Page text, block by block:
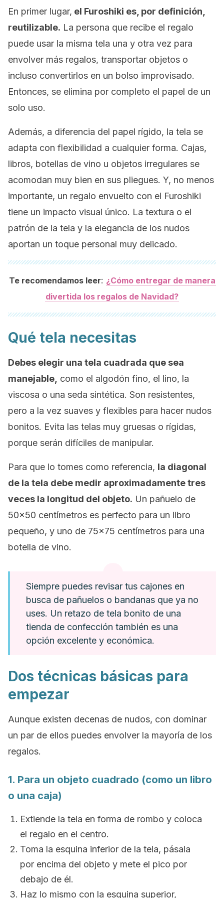
En primer lugar, el Furoshiki es, por definición,
reutilizable. La persona que recibe el regalo
puede usar la misma tela una y otra vez para
envolver más regalos, transportar objetos o
incluso convertirlos en un bolso improvisado.
Entonces, se elimina por completo el papel de un
solo uso.
Además, a diferencia del papel rígido, la tela se
adapta con flexibilidad a cualquier forma. Cajas,
libros, botellas de vino u objetos irregulares se
acomodan muy bien en sus pliegues. Y, no menos
importante, un regalo envuelto con el Furoshiki
tiene un impacto visual único. La textura o el
patrón de la tela y la elegancia de los nudos
aportan un toque personal muy delicado.
Te recomendamos leer: ¿Cómo entregar de manera
divertida los regalos de Navidad?
Qué tela necesitas
Debes elegir una tela cuadrada que sea
manejable, como el algodón fino, el lino, la
viscosa o una seda sintética. Son resistentes,
pero a la vez suaves y flexibles para hacer nudos
bonitos. Evita las telas muy gruesas o rígidas,
porque serán difíciles de manipular.
Para que lo tomes como referencia, la diagonal
de la tela debe medir aproximadamente tres
veces la longitud del objeto. Un pañuelo de
50×50 centímetros es perfecto para un libro
pequeño, y uno de 75×75 centímetros para una
botella de vino.
Siempre puedes revisar tus cajones en
busca de pañuelos o bandanas que ya no
uses. Un retazo de tela bonito de una
tienda de confección también es una
opción excelente y económica.
Dos técnicas básicas para
empezar
Aunque existen decenas de nudos, con dominar
un par de ellos puedes envolver la mayoría de los
regalos.
1. Para un objeto cuadrado (como un libro
o una caja)
Extiende la tela en forma de rombo y coloca
el regalo en el centro.
Toma la esquina inferior de la tela, pásala
por encima del objeto y mete el pico por
debajo de él.
Haz lo mismo con la esquina superior,